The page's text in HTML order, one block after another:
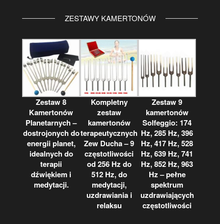
ZESTAWY KAMERTONÓW
Zestaw 8
Kamertonów
Planetarnych –
dostrojonych do
energii planet,
idealnych do
terapii
dźwiękiem i
medytacji.
Kompletny
zestaw
kamertonów
terapeutycznych
Zew Ducha – 9
częstotliwości
od 256 Hz do
512 Hz, do
medytacji,
uzdrawiania i
relaksu
Zestaw 9
kamertonów
Solfeggio: 174
Hz, 285 Hz, 396
Hz, 417 Hz, 528
Hz, 639 Hz, 741
Hz, 852 Hz, 963
Hz – pełne
spektrum
uzdrawiających
częstotliwości